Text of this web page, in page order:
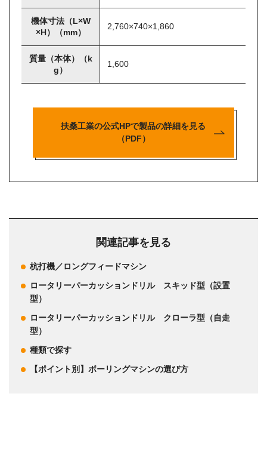
機体寸法（L×W
×H）（mm）
2,760×740×1,860
質量（本体）（k
g）
1,600
扶桑工業の公式HPで製品の詳細を見る
（PDF）
関連記事を見る
杭打機／ロングフィードマシン
ロータリーパーカッションドリル スキッド型（設置
型）
ロータリーパーカッションドリル クローラ型（自走
型）
種類で探す
【ポイント別】ボーリングマシンの選び方